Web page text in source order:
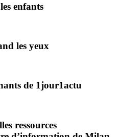
enfants
les yeux
de 1jour1actu
ressources